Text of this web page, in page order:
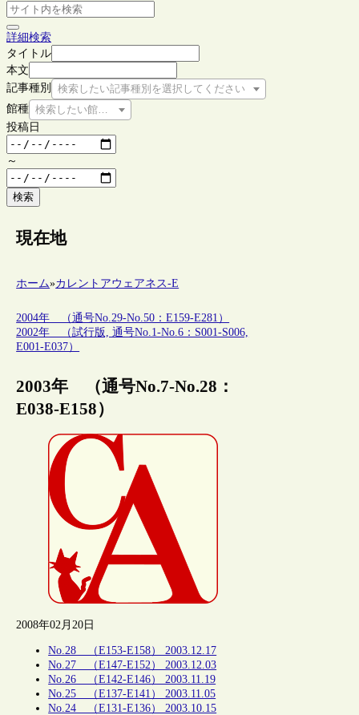
詳細検索
タイトル
本文
記事種別
検索したい記事種別を選択してください
館種 検索したい館種を選択してください
投稿日
～
検索
現在地
ホーム»カレントアウェアネス-E
2004年 （通号No.29-No.50：E159-E281）
2002年 （試行版, 通号No.1-No.6：S001-S006,
E001-E037）
2003年 （通号No.7-No.28：
E038-E158）
2008年02月20日
No.28 （E153-E158） 2003.12.17
No.27 （E147-E152） 2003.12.03
No.26 （E142-E146） 2003.11.19
No.25 （E137-E141） 2003.11.05
No.24 （E131-E136） 2003.10.15